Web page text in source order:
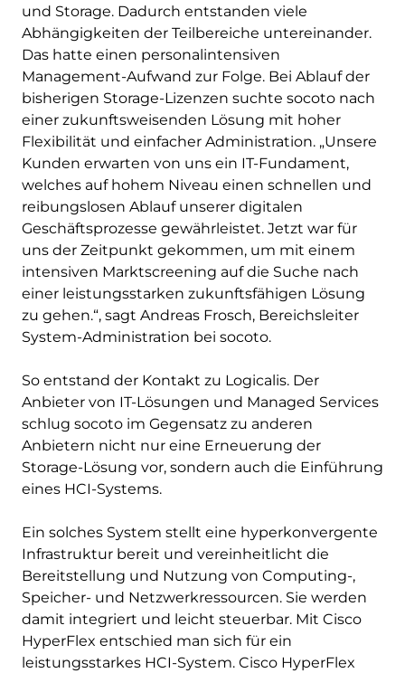
und Storage. Dadurch entstanden viele
Abhängigkeiten der Teilbereiche untereinander.
Das hatte einen personalintensiven
Management-Aufwand zur Folge. Bei Ablauf der
bisherigen Storage-Lizenzen suchte socoto nach
einer zukunftsweisenden Lösung mit hoher
Flexibilität und einfacher Administration. „Unsere
Kunden erwarten von uns ein IT-Fundament,
welches auf hohem Niveau einen schnellen und
reibungslosen Ablauf unserer digitalen
Geschäftsprozesse gewährleistet. Jetzt war für
uns der Zeitpunkt gekommen, um mit einem
intensiven Marktscreening auf die Suche nach
einer leistungsstarken zukunftsfähigen Lösung
zu gehen.“, sagt Andreas Frosch, Bereichsleiter
System-Administration bei socoto.
So entstand der Kontakt zu Logicalis. Der
Anbieter von IT-Lösungen und Managed Services
schlug socoto im Gegensatz zu anderen
Anbietern nicht nur eine Erneuerung der
Storage-Lösung vor, sondern auch die Einführung
eines HCI-Systems.
Ein solches System stellt eine hyperkonvergente
Infrastruktur bereit und vereinheitlicht die
Bereitstellung und Nutzung von Computing-,
Speicher- und Netzwerkressourcen. Sie werden
damit integriert und leicht steuerbar. Mit Cisco
HyperFlex entschied man sich für ein
leistungsstarkes HCI-System. Cisco HyperFlex